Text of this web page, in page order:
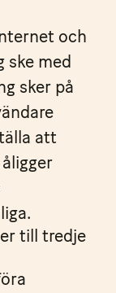
och
ske med
sker på
att
till tredje